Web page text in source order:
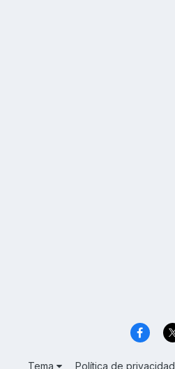
Tema Política de privacidad